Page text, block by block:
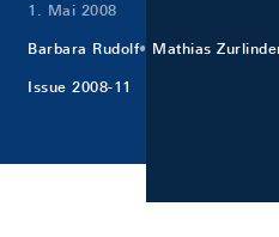
1. Mai 2008
Barbara Rudolf Mathias
Issue 2008-11